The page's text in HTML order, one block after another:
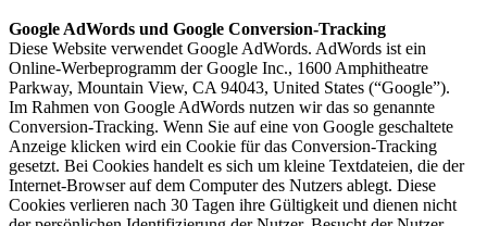
Google AdWords und Google Conversion-Tracking
Diese Website verwendet Google AdWords. AdWords ist ein
Online-Werbeprogramm der Google Inc., 1600 Amphitheatre
Parkway, Mountain View, CA 94043, United States (“Google”).
Im Rahmen von Google AdWords nutzen wir das so genannte
Conversion-Tracking. Wenn Sie auf eine von Google geschaltete
Anzeige klicken wird ein Cookie für das Conversion-Tracking
gesetzt. Bei Cookies handelt es sich um kleine Textdateien, die der
Internet-Browser auf dem Computer des Nutzers ablegt. Diese
Cookies verlieren nach 30 Tagen ihre Gültigkeit und dienen nicht